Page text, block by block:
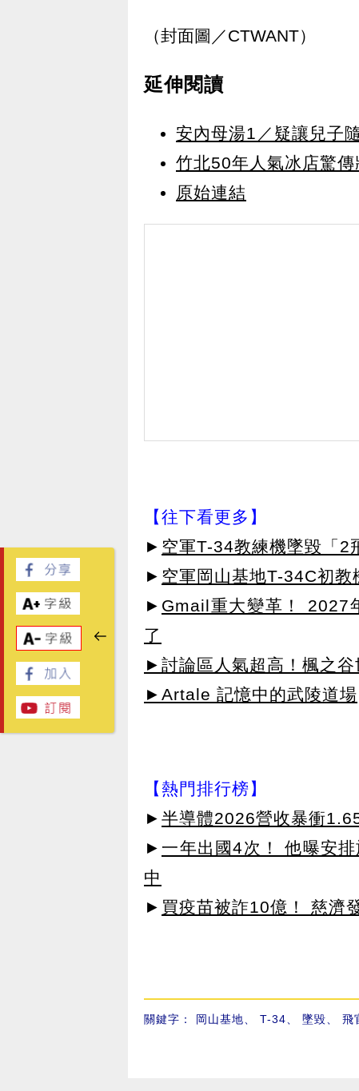
（封面圖／CTWANT）
延伸閱讀
安內母湯1／疑讓兒子
竹北50年人氣冰店驚
原始連結
【往下看更多】
► 空軍T-34教練機墜毀「2
► 空軍岡山基地T-34C初
► Gmail重大變革！ 2027
了
►討論區人氣超高！楓之谷
►Artale 記憶中的武陵道場
【熱門排行榜】
► 半導體2026營收暴衝
► 一年出國4次！ 他曝安
中
► 買疫苗被詐10億！ 慈濟
關鍵字： 岡山基地 T-34 墜毀 飛